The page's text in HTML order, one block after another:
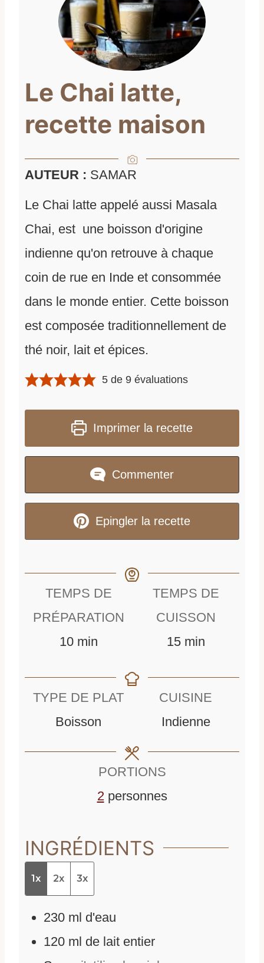
Le Chai latte,
recette maison
AUTEUR : SAMAR
Le Chai latte appelé aussi Masala
Chai, est une boisson d'origine
indienne qu'on retrouve à chaque
coin de rue en Inde et consommée
dans le monde entier. Cette boisson
est composée traditionnellement de
thé noir, lait et épices.
5 de9 évaluations
Imprimer la recette
Commenter
Epingler la recette
TEMPS DE
PRÉPARATION
10m
u
min
TEMPS DE
CUISSON
15m
u
min
TYPE DE PLAT
Boisson
CUISINE
Indienne
PORTIONS
2 personnes
INGRÉDIENTS
1x 2x 3x
230 ml d'eau
120 ml de lait entier